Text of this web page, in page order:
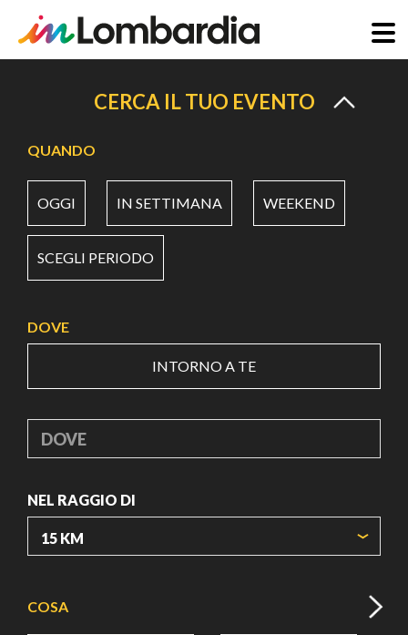
principale
CERCA IL TUO EVENTO
QUANDO
OGGI IN SETTIMANA WEEKEND
SCEGLI PERIODO
DOVE
INTORNO A TE
DOVE
NEL RAGGIO DI
COSA